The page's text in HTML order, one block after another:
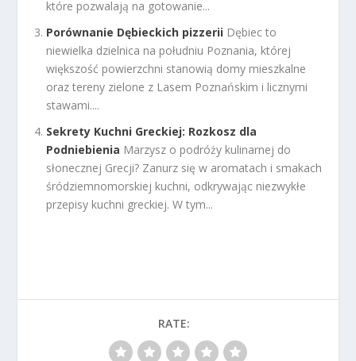
które pozwalają na gotowanie...
Porównanie Dębieckich pizzerii Dębiec to
niewielka dzielnica na południu Poznania, której
większość powierzchni stanowią domy mieszkalne
oraz tereny zielone z Lasem Poznańskim i licznymi
stawami....
Sekrety Kuchni Greckiej: Rozkosz dla
Podniebienia Marzysz o podróży kulinarnej do
słonecznej Grecji? Zanurz się w aromatach i smakach
śródziemnomorskiej kuchni, odkrywając niezwykłe
przepisy kuchni greckiej. W tym...
RATE: